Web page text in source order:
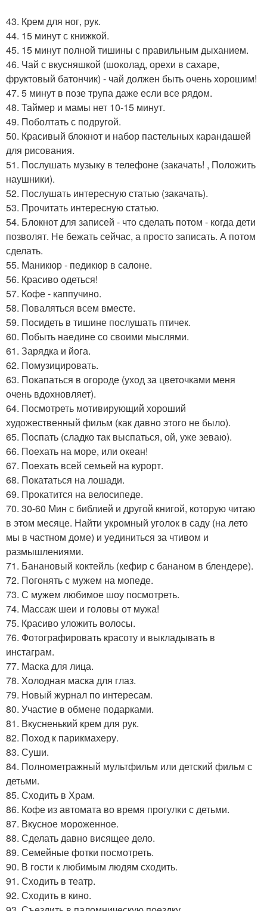
43. Крем для ног, рук.
44. 15 минут с книжкой.
45. 15 минут полной тишины с правильным дыханием.
46. Чай с вкусняшкой (шоколад, орехи в сахаре,
фруктовый батончик) - чай должен быть очень хорошим!
47. 5 минут в позе трупа даже если все рядом.
48. Таймер и мамы нет 10-15 минут.
49. Поболтать с подругой.
50. Красивый блокнот и набор пастельных карандашей
для рисования.
51. Послушать музыку в телефоне (закачать! , Положить
наушники).
52. Послушать интересную статью (закачать).
53. Прочитать интересную статью.
54. Блокнот для записей - что сделать потом - когда дети
позволят. Не бежать сейчас, а просто записать. А потом
сделать.
55. Маникюр - педикюр в салоне.
56. Красиво одеться!
57. Кофе - каппучино.
58. Поваляться всем вместе.
59. Посидеть в тишине послушать птичек.
60. Побыть наедине со своими мыслями.
61. Зарядка и йога.
62. Помузицировать.
63. Покапаться в огороде (уход за цветочками меня
очень вдохновляет).
64. Посмотреть мотивирующий хороший
художественный фильм (как давно этого не было).
65. Поспать (сладко так выспаться, ой, уже зеваю).
66. Поехать на море, или океан!
67. Поехать всей семьей на курорт.
68. Покататься на лошади.
69. Прокатится на велосипеде.
70. 30-60 Мин с библией и другой книгой, которую читаю
в этом месяце. Найти укромный уголок в саду (на лето
мы в частном доме) и уединиться за чтивом и
размышлениями.
71. Банановый коктейль (кефир с бананом в блендере).
72. Погонять с мужем на мопеде.
73. С мужем любимое шоу посмотреть.
74. Массаж шеи и головы от мужа!
75. Красиво уложить волосы.
76. Фотографировать красоту и выкладывать в
инстаграм.
77. Маска для лица.
78. Холодная маска для глаз.
79. Новый журнал по интересам.
80. Участие в обмене подарками.
81. Вкусненький крем для рук.
82. Поход к парикмахеру.
83. Суши.
84. Полнометражный мультфильм или детский фильм с
детьми.
85. Сходить в Храм.
86. Кофе из автомата во время прогулки с детьми.
87. Вкусное мороженное.
88. Сделать давно висящее дело.
89. Семейные фотки посмотреть.
90. В гости к любимым людям сходить.
91. Сходить в театр.
92. Сходить в кино.